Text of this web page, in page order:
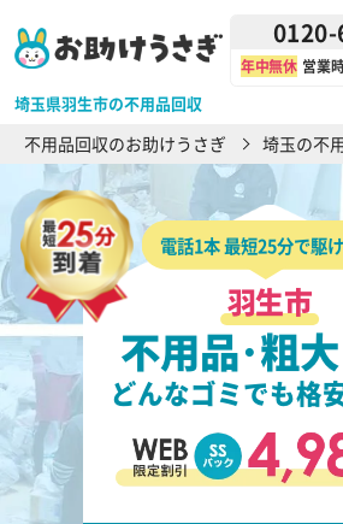
埼玉県羽生市の不用品回収
年中無休 営業
不用品回収のお助けうさぎ 埼玉の不
電話1本 最短25分で駆
羽生市
不用品･粗
どんなゴミでも格